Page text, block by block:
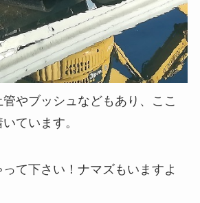
やブッシュなどもあり、ここ
ています。
て下さい！ナマズもいますよ